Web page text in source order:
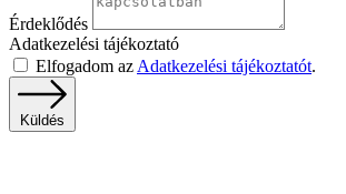
Érdeklődés
Adatkezelési tájékoztató
Elfogadom az Adatkezelési tájékoztatót.
Küldés